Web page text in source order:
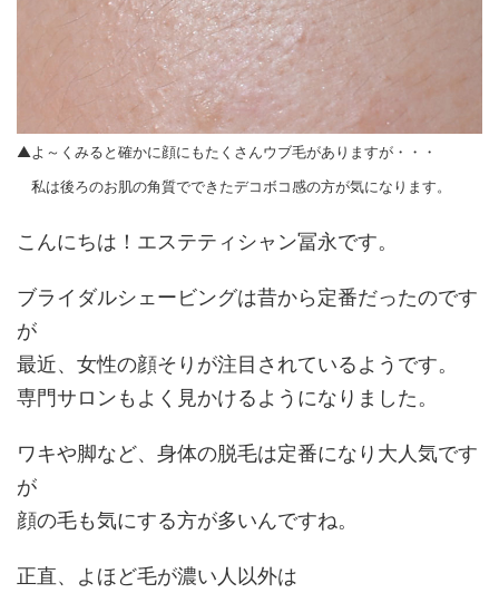
▲よ～くみると確かに顔にもたくさんウブ毛がありますが・・・
私は後ろのお肌の角質でできたデコボコ感の方が気になります。
こんにちは！エステティシャン冨永です。
ブライダルシェービングは昔から定番だったのです
が
最近、女性の顔そりが注目されているようです。
専門サロンもよく見かけるようになりました。
ワキや脚など、身体の脱毛は定番になり大人気です
が
顔の毛も気にする方が多いんですね。
正直、よほど毛が濃い人以外は